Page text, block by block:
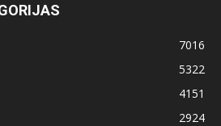
7016
5322
4151
2924